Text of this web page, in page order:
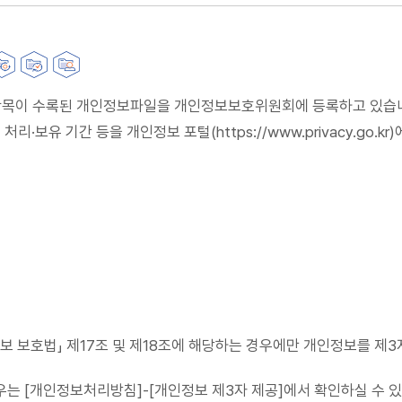
이 수록된 개인정보파일을 개인정보보호위원회에 등록하고 있습
처리·보유 기간 등을 개인정보 포털(https://www.privacy.go.kr)
보호법」 제17조 및 제18조에 해당하는 경우에만 개인정보를 제3
는 [개인정보처리방침]-[개인정보 제3자 제공]에서 확인하실 수